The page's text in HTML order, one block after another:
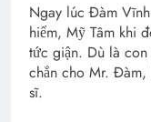
Ngay lúc Đàm
hiểm, Mỹ Tâm khi
tức giận. Dù là
chắn cho Mr.
sĩ.